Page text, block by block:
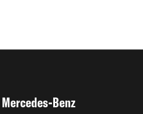
Mercedes-Benz